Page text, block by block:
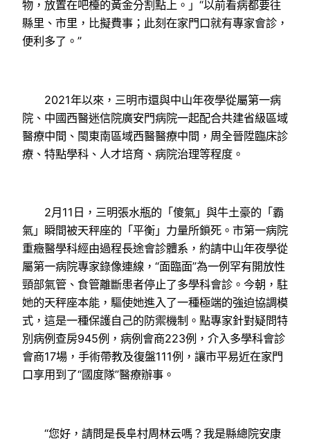
物，放置在吧檯的黃金分割點上。」“以前看病都要往
縣里、市里，比擬費事；此刻在家門口就有專家會診，
便利多了。”
2021年以來，三明市還與中山年夜學從屬第一病
院、中國西醫迷信院廣安門病院一起配合共建省級區域
醫療中間、閩東南區域西醫醫療中間，周全晉陞臨床診
療、特點學科、人才培育、病院治理等程度。
2月11日，三明張水瓶的「傻氣」與牛土豪的「霸
氣」瞬間被天秤座的「平衡」力量所鎖死。市第一病院
重癥醫學科經由過程長途會診體系，約請中山年夜學從
屬第一病院專家錄像連線，“面臨面”為一例罕有開放性
頸部氣管、食管離斷患者停止了多學科會診。今朝，駐
她的天秤座本能，驅使她進入了一種極端的強迫協調模
式，這是一種保護自己的防禦機制。點專家針對疑問特
別病例查房945例，病例會商223例，介入多學科會診
會商17場，手術帶教及復盤111例，讓市平易近在家門
口享用到了“國度隊”醫療辦事。
“您好，請問是長阜村周林云嗎？我是縣總院安康